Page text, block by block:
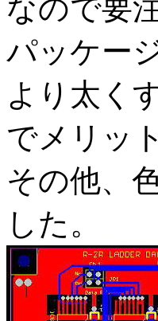
なので要
パッケー
より太く
でメリッ
その他、
した。